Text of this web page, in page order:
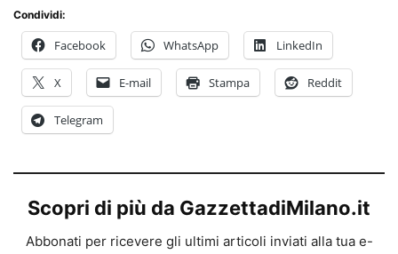
Condividi:
Facebook WhatsApp LinkedIn
X E-mail Stampa Reddit
Telegram
Scopri di più da GazzettadiMilano.it
Abbonati per ricevere gli ultimi articoli inviati alla tua e-